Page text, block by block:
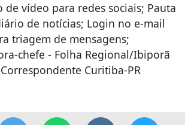
de vídeo para redes sociais; Pauta
de notícias; Login no e-mail
triagem de mensagens;
chefe - Folha Regional/Ibiporã
Curitiba-PR